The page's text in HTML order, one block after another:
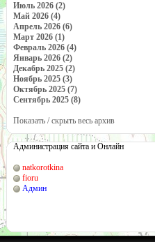
Июль 2026 (2)
Май 2026 (4)
Апрель 2026 (6)
Март 2026 (1)
Февраль 2026 (4)
Январь 2026 (2)
Декабрь 2025 (2)
Ноябрь 2025 (3)
Октябрь 2025 (7)
Сентябрь 2025 (8)
Показать / скрыть весь архив
Администрация сайта и Онлайн
natkorotkina
fioru
Админ